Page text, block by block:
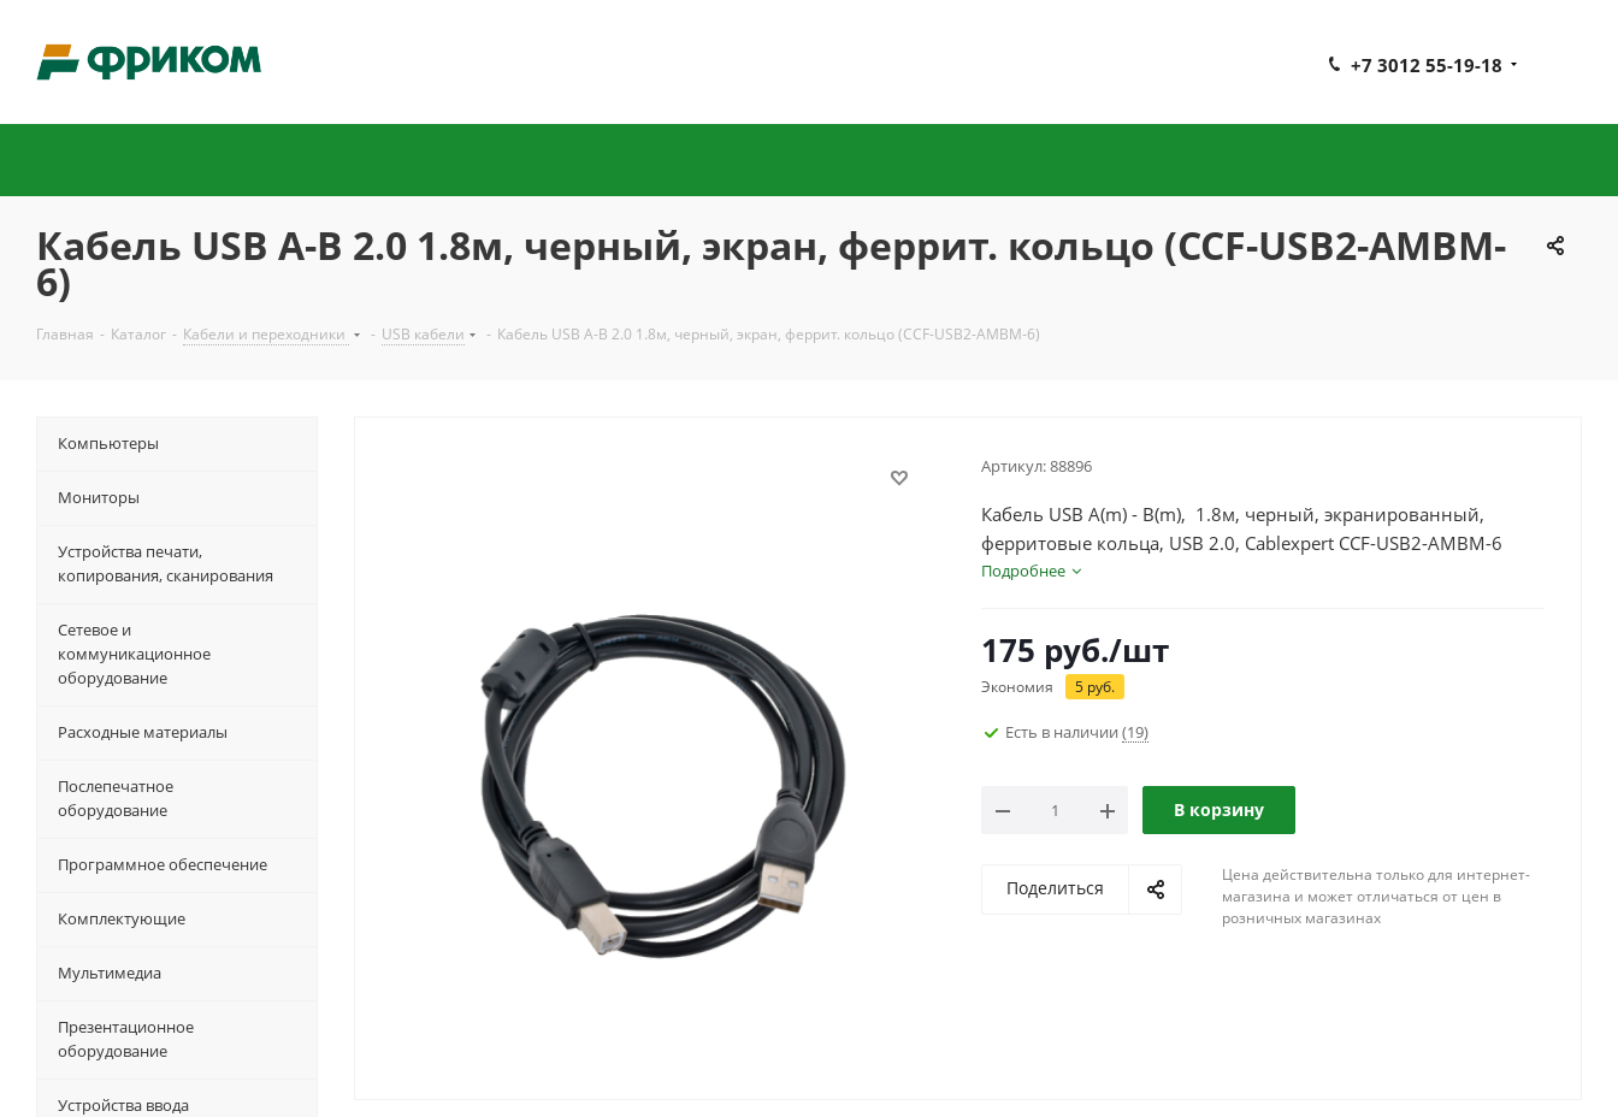
+7 3012 55-19-18
Кабель USB A-B 2.0 1.8м, черный, экран, феррит. кольцо (CCF-USB2-AMBM-
6)
Главная - Каталог - Кабели и переходники - USB кабели - Кабель USB A-B 2.0 1.8м, черный, экран, феррит. кольцо (CCF-USB2-AMBM-6)
Артикул:88896
Кабель USB A(m) - B(m), 1.8м, черный, экранированный,
ферритовые кольца, USB 2.0, Cablexpert CCF-USB2-AMBM-6
Подробнее
175 руб./шт
Экономия 5 руб.
Есть в наличии (19)
В корзину
Поделиться
Цена действительна только для интернет-
магазина и может отличаться от цен в
розничных магазинах
Компьютеры
Мониторы
Устройства печати,
копирования, сканирования
Сетевое и
коммуникационное
оборудование
Расходные материалы
Послепечатное
оборудование
Программное обеспечение
Комплектующие
Мультимедиа
Презентационное
оборудование
Устройства ввода